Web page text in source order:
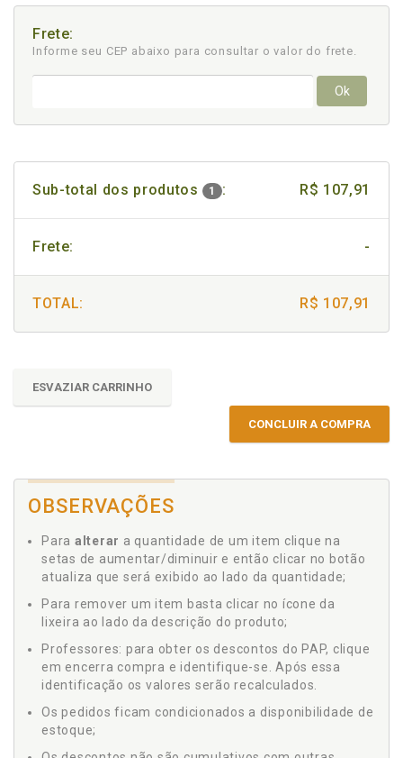
Frete:
Informe seu CEP abaixo para consultar o valor do frete.
Ok
Sub-total dos produtos 1 : R$ 107,91
Frete: -
TOTAL: R$ 107,91
ESVAZIAR CARRINHO
CONCLUIR A COMPRA
OBSERVAÇÕES
Para alterar a quantidade de um item clique na
setas de aumentar/diminuir e então clicar no botão
atualiza que será exibido ao lado da quantidade;
Para remover um item basta clicar no ícone da
lixeira ao lado da descrição do produto;
Professores: para obter os descontos do PAP, clique
em encerra compra e identifique-se. Após essa
identificação os valores serão recalculados.
Os pedidos ficam condicionados a disponibilidade de
estoque;